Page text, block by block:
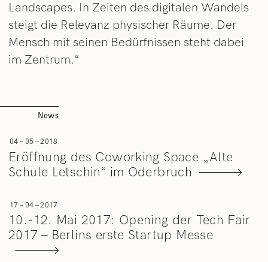
Landscapes. In Zeiten des digitalen Wandels
steigt die Relevanz physischer Räume. Der
Mensch mit seinen Bedürfnissen steht dabei
im Zentrum.“
News
04 – 05 – 2018
Eröffnung des Coworking Space „Alte
Schule Letschin“ im Oderbruch
17 – 04 – 2017
10.-12. Mai 2017: Opening der Tech Fair
2017 – Berlins erste Startup Messe